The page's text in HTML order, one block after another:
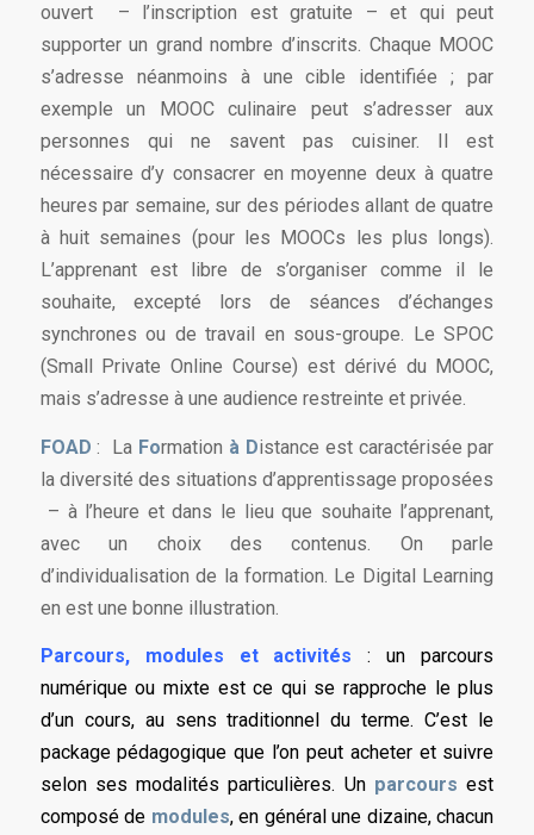
ouvert – l’inscription est gratuite – et qui peut
supporter un grand nombre d’inscrits. Chaque MOOC
s’adresse néanmoins à une cible identifiée ; par
exemple un MOOC culinaire peut s’adresser aux
personnes qui ne savent pas cuisiner. Il est
nécessaire d’y consacrer en moyenne deux à quatre
heures par semaine, sur des périodes allant de quatre
à huit semaines (pour les MOOCs les plus longs).
L’apprenant est libre de s’organiser comme il le
souhaite, excepté lors de séances d’échanges
synchrones ou de travail en sous-groupe. Le SPOC
(Small Private Online Course) est dérivé du MOOC,
mais s’adresse à une audience restreinte et privée.
FOAD : La Formation à Distance est caractérisée par
la diversité des situations d’apprentissage proposées
– à l’heure et dans le lieu que souhaite l’apprenant,
avec un choix des contenus. On parle
d’individualisation de la formation. Le Digital Learning
en est une bonne illustration.
Parcours, modules et activités: un parcours
numérique ou mixte est ce qui se rapproche le plus
d’un cours, au sens traditionnel du terme. C’est le
package pédagogique que l’on peut acheter et suivre
selon ses modalités particulières. Un parcours est
composé de modules, en général une dizaine, chacun